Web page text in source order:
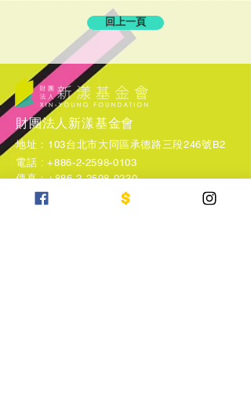
回上一頁
財團法人新漾基金會
地址：103台北市大同區承德路三段246號B2​
電話 :+886-2-2598-0103
​傳真：+886-2-2598-0230
E-mail：
service@xin-young.org